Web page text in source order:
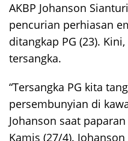
AKBP Johanson
pencurian perhiasan
ditangkap PG (23).
tersangka.
“Tersangka PG kita
persembunyian di
Johanson saat
Kamis (27/4).